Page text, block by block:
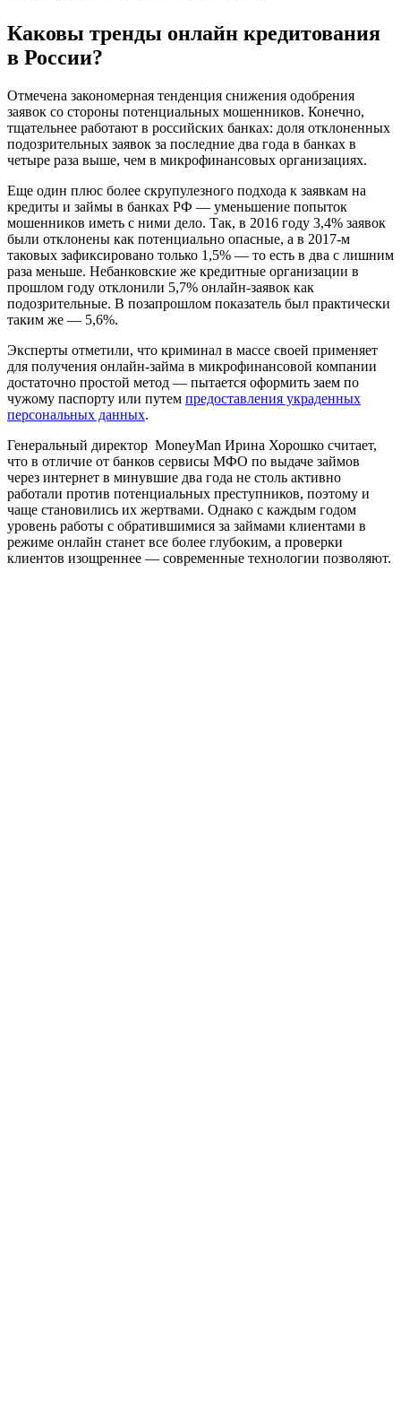
Каковы тренды онлайн кредитования
в России?
Отмечена закономерная тенденция снижения одобрения
заявок со стороны потенциальных мошенников. Конечно,
тщательнее работают в российских банках: доля отклоненных
подозрительных заявок за последние два года в банках в
четыре раза выше, чем в микрофинансовых организациях.
Еще один плюс более скрупулезного подхода к заявкам на
кредиты и займы в банках РФ — уменьшение попыток
мошенников иметь с ними дело. Так, в 2016 году 3,4% заявок
были отклонены как потенциально опасные, а в 2017-м
таковых зафиксировано только 1,5% — то есть в два с лишним
раза меньше. Небанковские же кредитные организации в
прошлом году отклонили 5,7% онлайн-заявок как
подозрительные. В позапрошлом показатель был практически
таким же — 5,6%.
Эксперты отметили, что криминал в массе своей применяет
для получения онлайн-займа в микрофинансовой компании
достаточно простой метод — пытается оформить заем по
чужому паспорту или путем предоставления украденных
персональных данных.
Генеральный директор MoneyMan Ирина Хорошко считает,
что в отличие от банков сервисы МФО по выдаче займов
через интернет в минувшие два года не столь активно
работали против потенциальных преступников, поэтому и
чаще становились их жертвами. Однако с каждым годом
уровень работы с обратившимися за займами клиентами в
режиме онлайн станет все более глубоким, а проверки
клиентов изощреннее — современные технологии позволяют.